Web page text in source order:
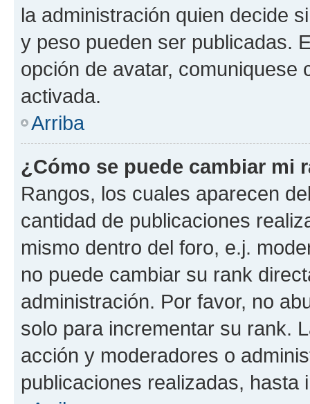
la administración quien decide
y peso pueden ser publicadas.
opción de avatar, comuniquese
activada.
Arriba
¿Cómo se puede cambiar mi
Rangos, los cuales aparecen
cantidad de publicaciones
mismo dentro del foro, e.j.
no puede cambiar su rank
administración. Por favor, no
solo para incrementar su rank.
acción y moderadores o
publicaciones realizadas, hasta